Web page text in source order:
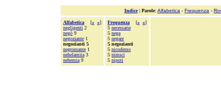
Indice| Parole: Alfabetica - Frequenza -
Alfabetica [« »]
negligenti 2
negò 9
negoziante 1
negozianti 5
negromante 1
nehelamita 3
nehemia 9
Frequenza [« »]
5 necessarie
5 nega
5 negare
5 negozianti
5 nicodemo
5 nimsci
5 nipoti